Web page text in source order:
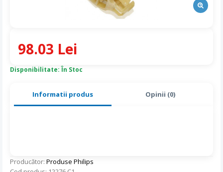
Informatii produs Opinii (0)
Producător: Produse Philips
Disponibilitate: În Stoc
98.03 Lei